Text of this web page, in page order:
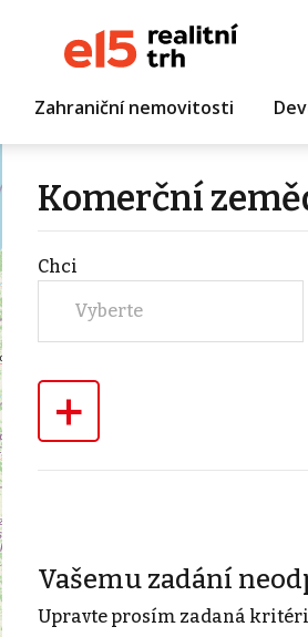
Zahraniční nemovitosti
Komerční
Chci
Vyberte
+
Vašemu zadání
Upravte prosím zadaná